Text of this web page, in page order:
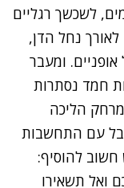
לשכשך רגליים
נחל הדן,
ומעבר
חמד נסתרות
הליכה
עם התחשבות
להוסיף:
ואל תשאירו